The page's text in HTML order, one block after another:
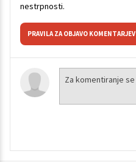
nestrpnosti.
PRAVILA ZA OBJAVO KOMENTARJEV